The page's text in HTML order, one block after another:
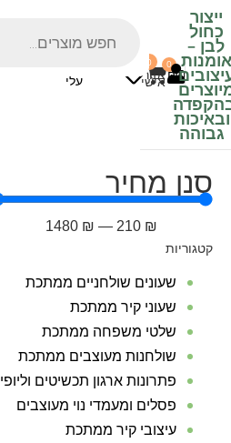
ייצור
כחול
לבן –
אומנות
ובאיכות
גבוהה
₪0
0
עלי
0
אזור
אישי
סנן מחיר
₪
210
—
₪
1480
קטגוריות
שעונים שולחניים ממתכת
שעוני קיר ממתכת
שלטי משפחה ממתכת
שולחנות מעוצבים ממתכת
פתרונות ארגון תכשיטים וליופי
פסלים ומעמדי נוי מעוצבים
עיצובי קיר ממתכת